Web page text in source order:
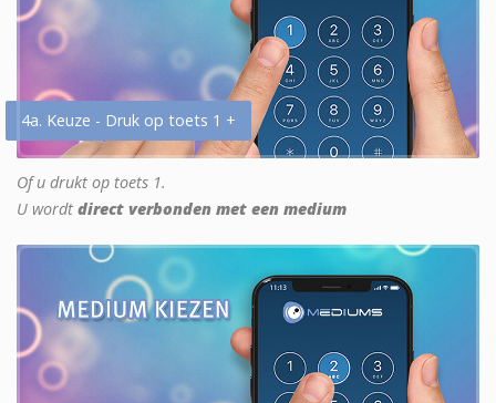
4a. Keuze - Druk op toets 1 +
Of u drukt op toets 1.
U wordt direct verbonden met een medium